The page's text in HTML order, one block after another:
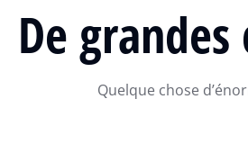
De
Quelque chose